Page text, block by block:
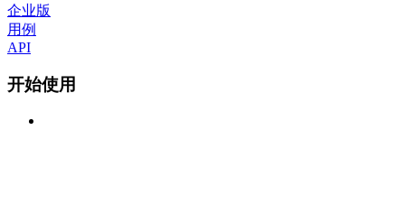
企业版
用例
API
开始使用